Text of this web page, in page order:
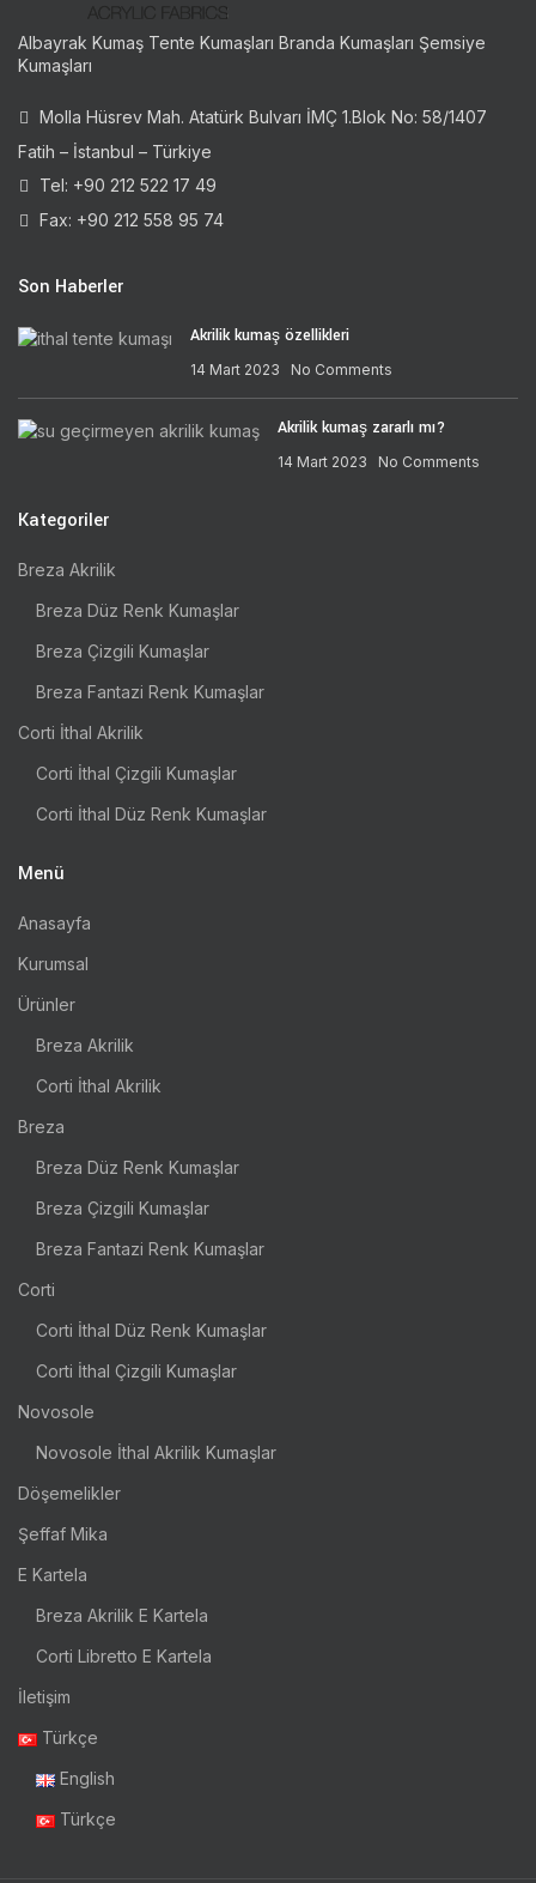
Albayrak Kumaş Tente Kumaşları Branda Kumaşları Şemsiye
Kumaşları
Molla Hüsrev Mah. Atatürk Bulvarı İMÇ 1.Blok No: 58/1407
Fatih – İstanbul – Türkiye
Tel: +90 212 522 17 49
Fax: +90 212 558 95 74
Son Haberler
Akrilik kumaş özellikleri
14 Mart 2023 No Comments
Akrilik kumaş zararlı mı?
14 Mart 2023 No Comments
Kategoriler
Breza Akrilik
Breza Düz Renk Kumaşlar
Breza Çizgili Kumaşlar
Breza Fantazi Renk Kumaşlar
Corti İthal Akrilik
Corti İthal Çizgili Kumaşlar
Corti İthal Düz Renk Kumaşlar
Menü
Anasayfa
Kurumsal
Ürünler
Breza Akrilik
Corti İthal Akrilik
Breza
Breza Düz Renk Kumaşlar
Breza Çizgili Kumaşlar
Breza Fantazi Renk Kumaşlar
Corti
Corti İthal Düz Renk Kumaşlar
Corti İthal Çizgili Kumaşlar
Novosole
Novosole İthal Akrilik Kumaşlar
Döşemelikler
Şeffaf Mika
E Kartela
Breza Akrilik E Kartela
Corti Libretto E Kartela
İletişim
Türkçe
English
Türkçe